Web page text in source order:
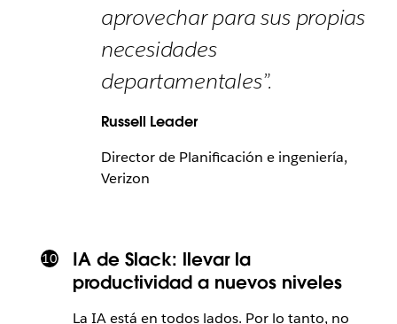
aprovechar para sus propias
necesidades
departamentales”.
Russell Leader
Director de Planificación e ingeniería,
Verizon
IA de Slack: llevar la
productividad a nuevos niveles
La IA está en todos lados. Por lo tanto, no